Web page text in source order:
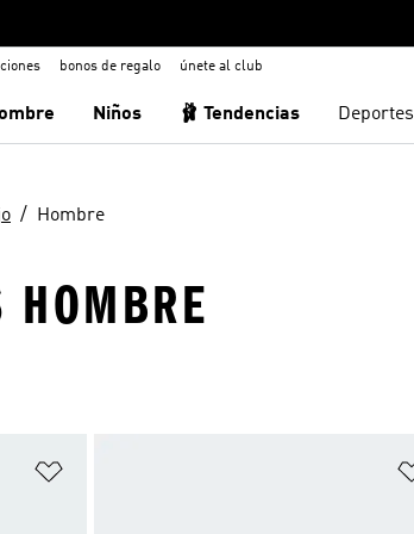
bonos de regalo únete al club
Niños 🩰 Tendencias Deportes
Hombre
HOMBRE